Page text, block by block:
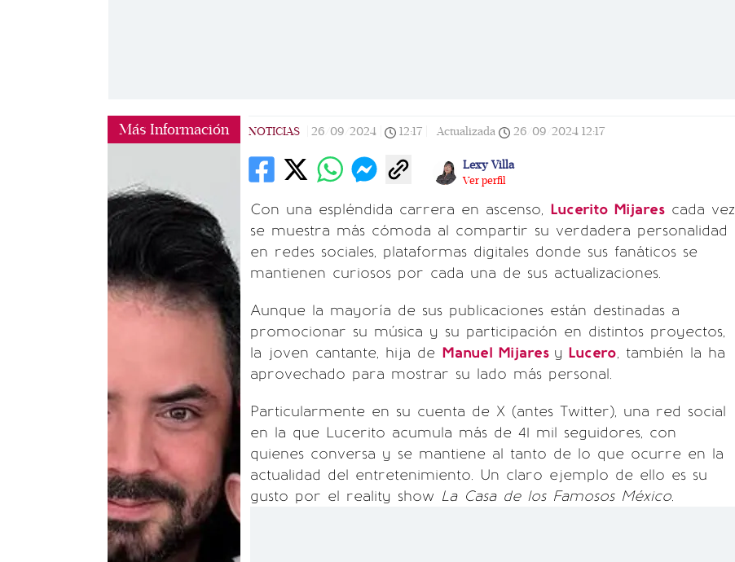
Más Información NOTICIAS 26/09/2024 12:17 Actualizada 26/09/2024 12:17
Lexy Villa
Ver perfil
Con una espléndida carrera en ascenso, Lucerito Mijares cada vez
se muestra más cómoda al compartir su verdadera personalidad
en redes sociales, plataformas digitales donde sus fanáticos se
mantienen curiosos por cada una de sus actualizaciones.
Aunque la mayoría de sus publicaciones están destinadas a
promocionar su música y su participación en distintos proyectos,
la joven cantante, hija de Manuel Mijares y Lucero, también la ha
aprovechado para mostrar su lado más personal.
Particularmente en su cuenta de X (antes Twitter), una red social
en la que Lucerito acumula más de 41 mil seguidores, con
quienes conversa y se mantiene al tanto de lo que ocurre en la
actualidad del entretenimiento. Un claro ejemplo de ello es su
gusto por el reality show La Casa de los Famosos México.